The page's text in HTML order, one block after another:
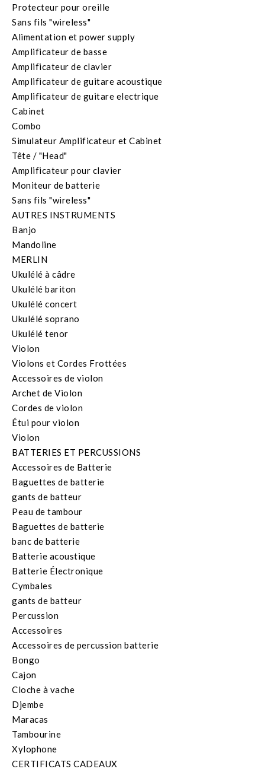
Protecteur pour oreille
Sans fils "wireless"
Alimentation et power supply
Amplificateur de basse
Amplificateur de clavier
Amplificateur de guitare acoustique
Amplificateur de guitare electrique
Cabinet
Combo
Simulateur Amplificateur et Cabinet
Tête / "Head"
Amplificateur pour clavier
Moniteur de batterie
Sans fils "wireless"
AUTRES INSTRUMENTS
Banjo
Mandoline
MERLIN
Ukulélé à câdre
Ukulélé bariton
Ukulélé concert
Ukulélé soprano
Ukulélé tenor
Violon
Violons et Cordes Frottées
Accessoires de violon
Archet de Violon
Cordes de violon
Étui pour violon
Violon
BATTERIES ET PERCUSSIONS
Accessoires de Batterie
Baguettes de batterie
gants de batteur
Peau de tambour
Baguettes de batterie
banc de batterie
Batterie acoustique
Batterie Électronique
Cymbales
gants de batteur
Percussion
Accessoires
Accessoires de percussion batterie
Bongo
Cajon
Cloche à vache
Djembe
Maracas
Tambourine
Xylophone
CERTIFICATS CADEAUX